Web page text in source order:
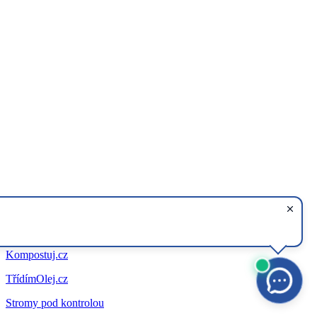
Kompostuj.cz
TřídímOlej.cz
Stromy pod kontrolou